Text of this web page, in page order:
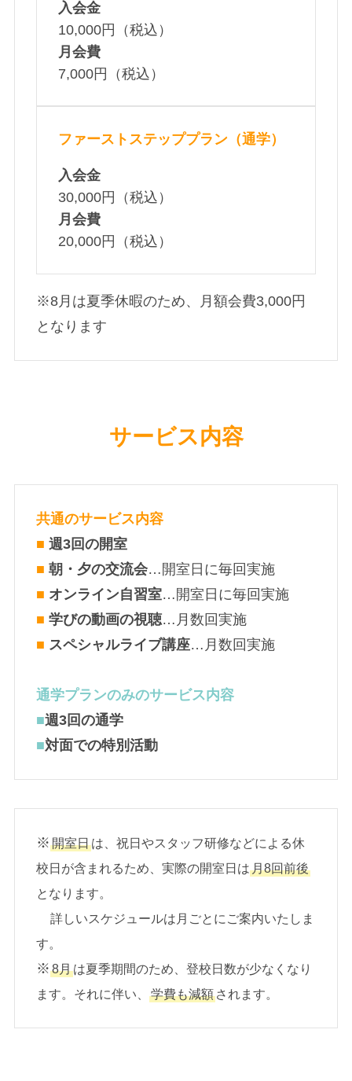
入会金
10,000円（税込）
月会費
7,000円（税込）
ファーストステッププラン（通学）
入会金
30,000円（税込）
月会費
20,000円（税込）
※8月は夏季休暇のため、月額会費3,000円
となります
サービス内容
共通のサービス内容
■ 週3回の開室
■ 朝・夕の交流会…開室日に毎回実施
■ オンライン自習室…開室日に毎回実施
■ 学びの動画の視聴…月数回実施
■ スペシャルライブ講座…月数回実施
通学プランのみのサービス内容
■週3回の通学
■対面での特別活動
※ 開室日は、祝日やスタッフ研修などによる休
校日が含まれるため、実際の開室日は月8回前後
となります。
詳しいスケジュールは月ごとにご案内いたしま
す。
※ 8月は夏季期間のため、登校日数が少なくなり
ます。それに伴い、
学費も減額されます。